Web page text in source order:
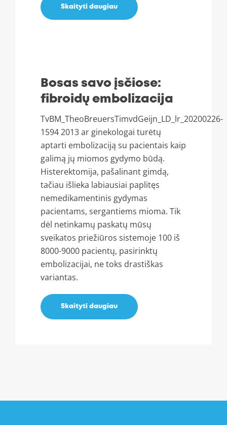
Skaityti daugiau
Bosas savo įsčiose:
fibroidų embolizacija
TvBM_TheoBreuersTimvdGeijn_LD_lr_20200226-
1594 2013 ar ginekologai turėtų
aptarti embolizaciją su pacientais kaip
galimą jų miomos gydymo būdą.
Histerektomija, pašalinant gimdą,
tačiau išlieka labiausiai paplitęs
nemedikamentinis gydymas
pacientams, sergantiems mioma. Tik
dėl netinkamų paskatų mūsų
sveikatos priežiūros sistemoje 100 iš
8000-9000 pacientų, pasirinktų
embolizacijai, ne toks drastiškas
variantas.
Skaityti daugiau